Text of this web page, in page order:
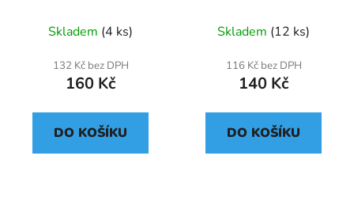
Skladem (4 ks)
132 Kč bez DPH
160 Kč
DO KOŠÍKU
Skladem (12 ks)
116 Kč bez DPH
140 Kč
DO KOŠÍKU